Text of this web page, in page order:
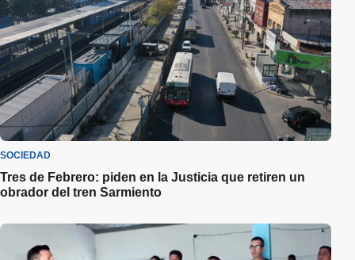
SOCIEDAD
Tres de Febrero: piden en la Justicia que retiren un
obrador del tren Sarmiento